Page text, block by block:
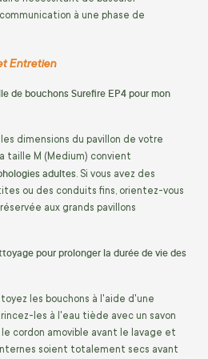
à une phase de
Entretien
de bouchons Surefire EP4 pour mon
dimensions du pavillon de votre
taille M (Medium) convient
adultes. Si vous avez des
ou des conduits fins, orientez-vous
aux grands pavillons
pour prolonger la durée de vie des
les bouchons à l'aide d'une
les à l'eau tiède avec un savon
cordon amovible avant le lavage et
soient totalement secs avant